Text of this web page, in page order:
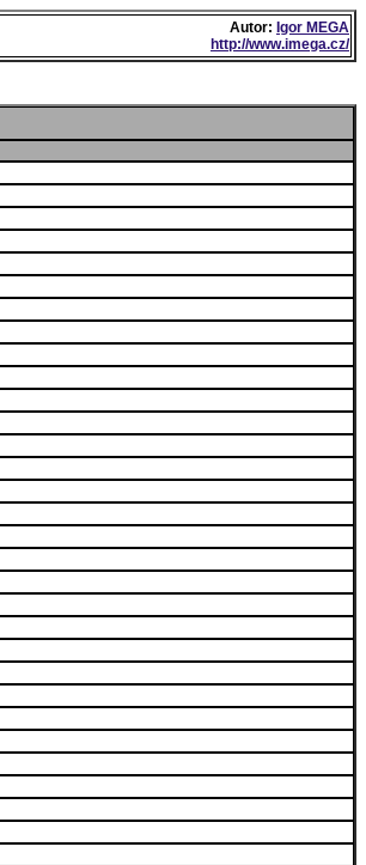
Autor: Igor MEGA
http://www.imega.cz/